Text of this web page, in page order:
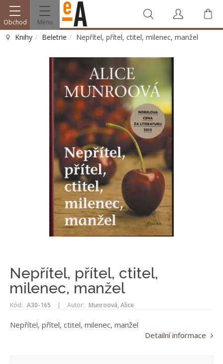
Obchod Menu
Knihy Beletrie Nepřítel, přítel, ctitel, milenec, manžel
Nepřítel, přítel, ctitel,
milenec, manžel
Kód: A30-165 | Autor: Munroová, Alice
Nepřítel, přítel, ctitel, milenec, manžel
Detailní informace